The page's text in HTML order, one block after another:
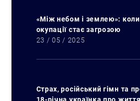
«Між небом і землею»:
окупації стає загрозою
23 / 05 / 2025
Страх, російський гімн та